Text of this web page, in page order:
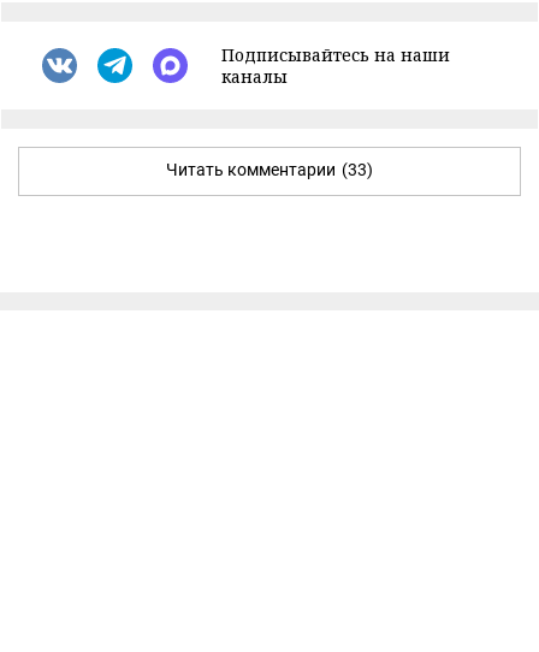
Подписывайтесь на наши
каналы
Читать комментарии (33)